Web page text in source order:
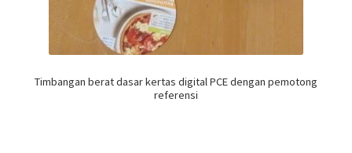
Timbangan berat dasar kertas digital PCE dengan pemotong
referensi